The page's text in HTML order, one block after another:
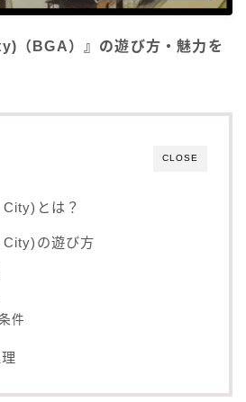
（BGA）』の遊び方・魅力を
CLOSE
とは？
の遊び方
件